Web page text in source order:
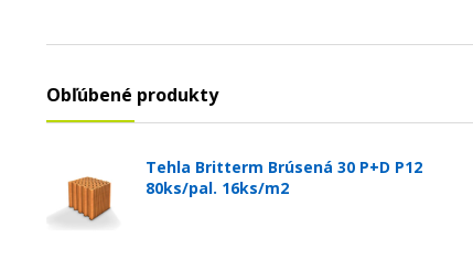
Obľúbené produkty
Tehla Britterm Brúsená 30 P+D P12
80ks/pal. 16ks/m2